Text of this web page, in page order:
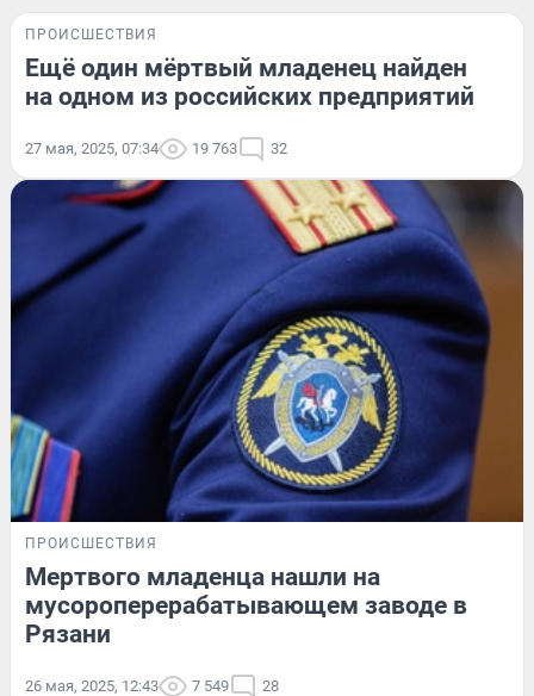
ПРОИСШЕСТВИЯ
Ещё один мёртвый младенец найден
на одном из российских предприятий
27 мая, 2025, 07:34 19 763 32
ПРОИСШЕСТВИЯ
Мертвого младенца нашли на
мусороперерабатывающем заводе в
Рязани
26 мая, 2025, 12:43 7 549 28